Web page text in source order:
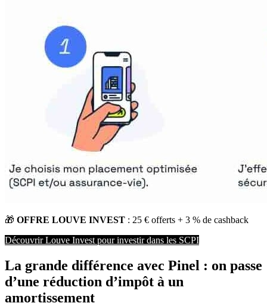
🎁 OFFRE LOUVE INVEST : 25 € offerts + 3 % de cashback
Découvrir Louve Invest pour investir dans les SCPI
La grande différence avec Pinel : on passe
d’une réduction d’impôt à un
amortissement